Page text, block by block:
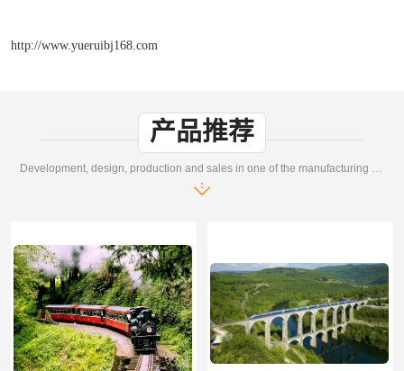
http://www.yueruibj168.com
产品推荐
Development, design, production and sales in one of the manufacturing enterprises